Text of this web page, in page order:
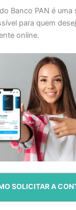
Banco PAN é uma
para quem
online.
SOLICITAR A